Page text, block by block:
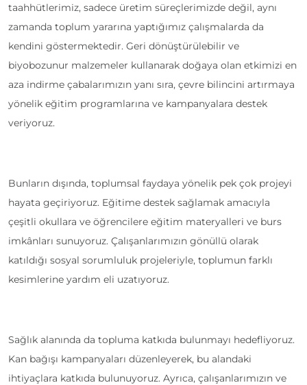
taahhütlerimiz, sadece üretim süreçlerimizde değil, aynı
zamanda toplum yararına yaptığımız çalışmalarda da
kendini göstermektedir. Geri dönüştürülebilir ve
biyobozunur malzemeler kullanarak doğaya olan etkimizi en
aza indirme çabalarımızın yanı sıra, çevre bilincini artırmaya
yönelik eğitim programlarına ve kampanyalara destek
veriyoruz.
Bunların dışında, toplumsal faydaya yönelik pek çok projeyi
hayata geçiriyoruz. Eğitime destek sağlamak amacıyla
çeşitli okullara ve öğrencilere eğitim materyalleri ve burs
imkânları sunuyoruz. Çalışanlarımızın gönüllü olarak
katıldığı sosyal sorumluluk projeleriyle, toplumun farklı
kesimlerine yardım eli uzatıyoruz.
Sağlık alanında da topluma katkıda bulunmayı hedefliyoruz.
Kan bağışı kampanyaları düzenleyerek, bu alandaki
ihtiyaçlara katkıda bulunuyoruz. Ayrıca, çalışanlarımızın ve